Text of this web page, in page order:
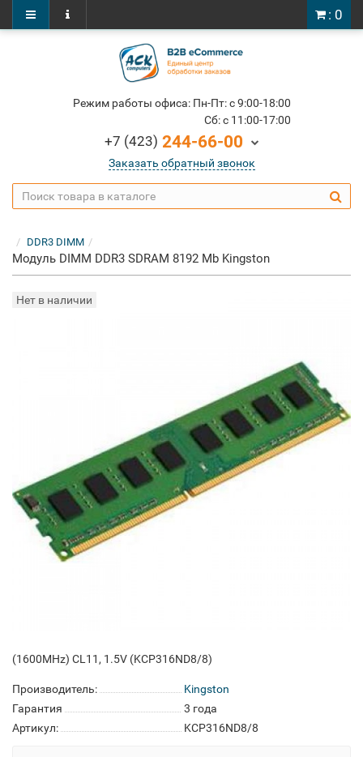
: 0
Режим работы офиса: Пн-Пт: c 9:00-18:00
Cб: c 11:00-17:00
+7 (423) 244-66-00
Заказать обратный звонок
DDR3 DIMM
Модуль DIMM DDR3 SDRAM 8192 Mb Kingston
Нет в наличии
(1600MHz) CL11, 1.5V (KCP316ND8/8)
Производитель:
Kingston
Гарантия
3 года
Артикул:
KCP316ND8/8